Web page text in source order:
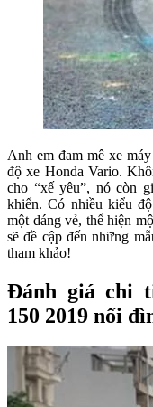
Anh em đam mê xe
độ xe Honda Vario.
cho “xế yêu”, nó còn
khiển. Có nhiều kiểu
một dáng vẻ, thể hiện
sẽ đề cập đến những
tham khảo!
Đánh giá chi
150 2019 nổi